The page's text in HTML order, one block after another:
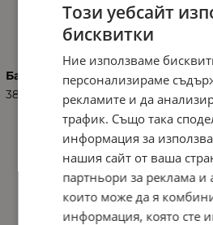
Баркод (ISBN, UPC, др.)
3800146223007
Този уебсайт
бисквитки
Ние използваме
персонализираме
рекламите и да
трафик. Също така
информация за
нашия сайт от ваша
партньори за реклама и
които може да я
информация, която сте